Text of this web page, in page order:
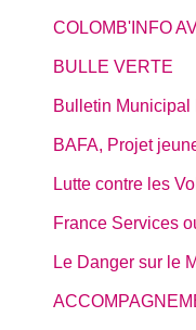
COLOMB'INFO
BULLE VERTE
Bulletin Municipal
BAFA, Projet
Lutte contre les
France Services
Le Danger sur le